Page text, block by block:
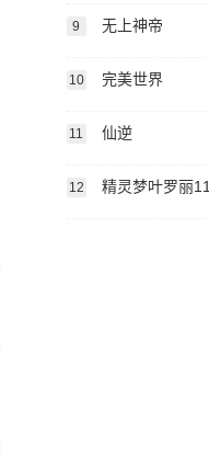
9 无上神帝
10 完美世界
11 仙逆
12 精灵梦叶罗丽11